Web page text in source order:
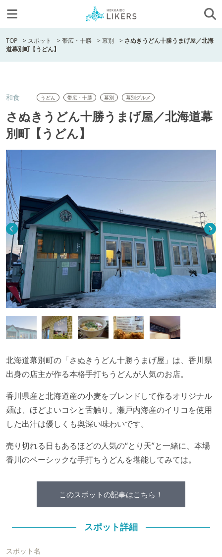
TOP > スポット >帯広・十勝 >幕別 > さぬきうどん十勝うまげ屋／北海
道幕別町【うどん】
和食 うどん 帯広・十勝 幕別 幕別グルメ
さぬきうどん十勝うまげ屋／北海道幕
別町【うどん】
北海道幕別町の「さぬきうどん十勝うまげ屋」は、香川県
出身の店主が作る本格手打ちうどんが人気のお店。
香川県産と北海道産の小麦をブレンドして作るオリジナル
麺は、ほどよいコシと舌触り。瀬戸内海産のイリコを使用
した出汁は優しくも奥深い味わいです。
売り切れる日もあるほどの人気の“とり天”と一緒に、本場
香川のベーシックな手打ちうどんを堪能してみては。
このスポットの記事はこちら！
スポット詳細
スポット名